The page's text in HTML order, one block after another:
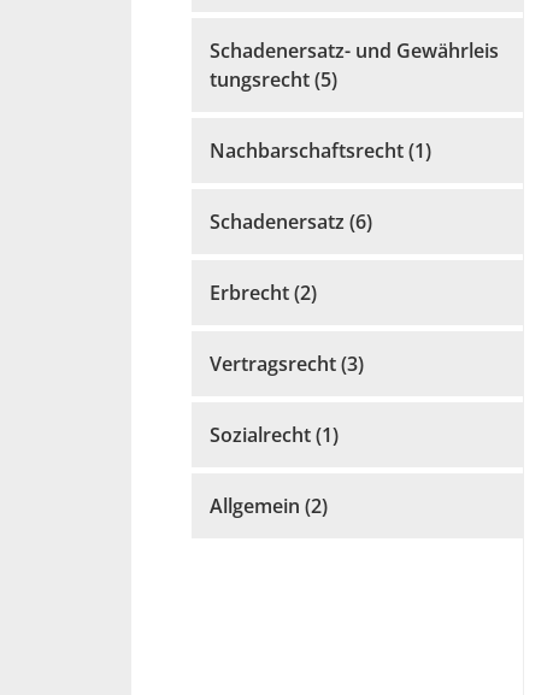
Schadenersatz- und Gewährleis
tungsrecht (5)
Nachbarschaftsrecht (1)
Schadenersatz (6)
Erbrecht (2)
Vertragsrecht (3)
Sozialrecht (1)
Allgemein (2)